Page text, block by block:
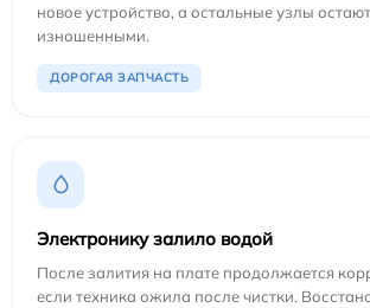
новое устройство, а остальные узлы
изношенными.
ДОРОГАЯ ЗАПЧАСТЬ
Электронику залило водой
После залития на плате продолжается
если техника ожила после чистки.